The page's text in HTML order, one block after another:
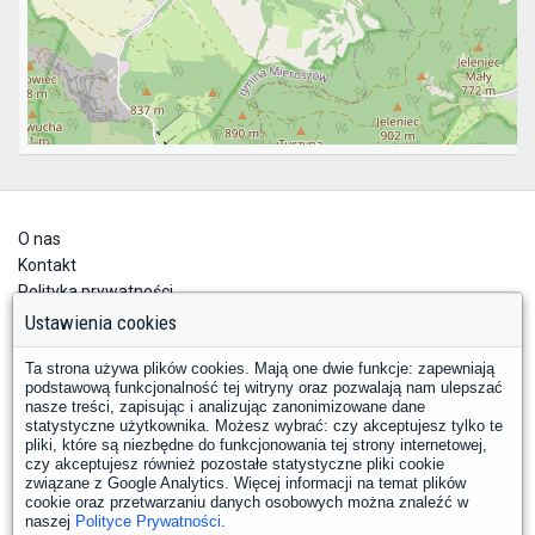
O nas
Kontakt
Polityka prywatności
Deklaracja dostępności
FacebookLinkedIn
X InstagramYouTube
Ustawienia cookies
Ta strona używa plików cookies. Mają one dwie funkcje: zapewniają
podstawową funkcjonalność tej witryny oraz pozwalają nam ulepszać
nasze treści, zapisując i analizując zanonimizowane dane
statystyczne użytkownika. Możesz wybrać: czy akceptujesz tylko te
pliki, które są niezbędne do funkcjonowania tej strony internetowej,
czy akceptujesz również pozostałe statystyczne pliki cookie
związane z Google Analytics. Więcej informacji na temat plików
cookie oraz przetwarzaniu danych osobowych można znaleźć w
naszej Polityce Prywatności.